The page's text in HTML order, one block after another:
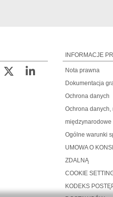
INFORMACJE
Nota prawna
Dokumentacja
Ochrona danych
Ochrona danych,
międzynarodowe
Ogólne warunki
UMOWA O
ZDALNĄ
COOKIE
KODEKS